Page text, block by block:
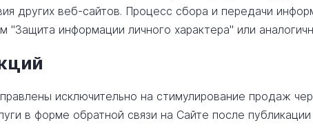
других веб-сайтов. Процесс сбора и передачи
"Защита информации личного характера" или
исключительно на стимулирование продаж
в форме обратной связи на Сайте после